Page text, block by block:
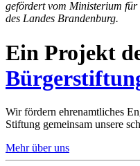
gefördert vom Ministerium
des Landes Brandenburg.
Ein Projekt
Wir fördern ehrenamtliches
Stiftung gemeinsam unsere
Mehr über uns